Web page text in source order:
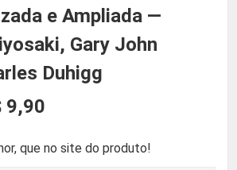
e Ampliada —
Gary John
Duhigg
9,90
p
que no site do produto!